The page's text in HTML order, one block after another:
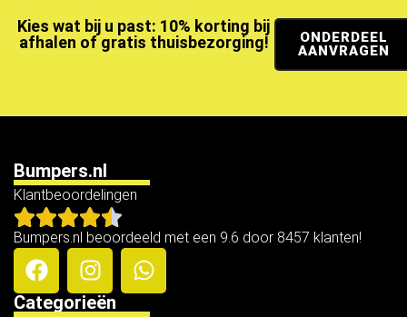
Kies wat bij u past: 10% korting bij
afhalen of gratis thuisbezorging!
ONDERDEEL
AANVRAGEN
Bumpers.nl
Klantbeoordelingen
Bumpers.nl beoordeeld met een 9.6 door 8457 klanten!
Categorieën